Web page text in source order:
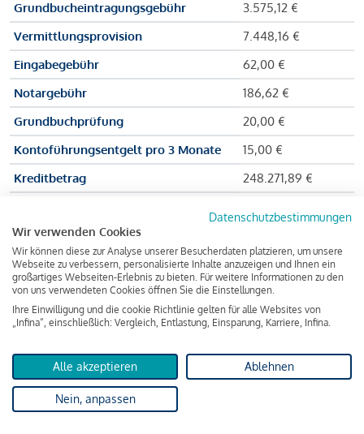
Grundbucheintragungsgebühr
3.575,12 €
Vermittlungsprovision
7.448,16 €
Eingabegebühr
62,00 €
Notargebühr
186,62 €
Grundbuchprüfung
20,00 €
Kontoführungsentgelt pro 3 Monate
15,00 €
Kreditbetrag
248.271,89 €
Zu zahlender Gesamtbetrag
Kreditvermittler
INFINA Credit
Broker GmbH
von 237.000 Euro ausgezahlt, um die Wohnung zu kaufen.
Darüber hinaus fallen aber noch einige Gebühren an (z. B. die
Grundbucheintragungsgebühr), sodass die Bank den
Datenschutzbestimmungen
Wir verwenden Cookies
Wir können diese zur Analyse unserer Besucherdaten platzieren, um unsere
Webseite zu verbessern, personalisierte Inhalte anzuzeigen und Ihnen ein
großartiges Webseiten-Erlebnis zu bieten. Für weitere Informationen zu den
von uns verwendeten Cookies öffnen Sie die Einstellungen.
Ihre Einwilligung und die cookie Richtlinie gelten für alle Websites von
„Infina“, einschließlich: Vergleich, Entlastung, Einsparung, Karriere, Infina.
Alle akzeptieren Ablehnen
Nein, anpassen